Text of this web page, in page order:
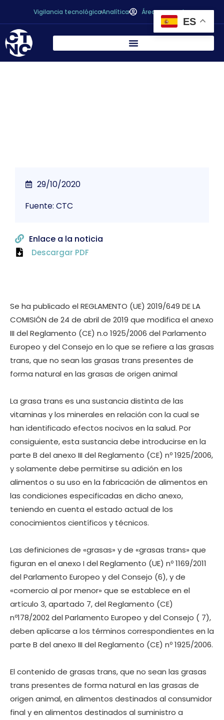
Vigilancia tecnológicaAnalítica Área personal
Se ha publicado el REGLAMENTO (UE) 2019/649 DE LA
COMISIÓN de 24 de abril de 2019 que modifica el anexo
III del Reglamento (CE) n.o 1925/2006 del Parlamento
Europeo y del Consejo en lo que se refiere a las grasas
trans, que no sean las grasas trans presentes de
forma natural en las grasas de origen animal
La grasa trans es una sustancia distinta de las
vitaminas y los minerales en relación con la cual se
han identificado efectos nocivos en la salud. Por
consiguiente, esta sustancia debe introducirse en la
parte B del anexo III del Reglamento (CE) nº 1925/2006,
y solamente debe permitirse su adición en los
alimentos o su uso en la fabricación de alimentos en
las condiciones especificadas en dicho anexo,
teniendo en cuenta el estado actual de los
conocimientos científicos y técnicos.
Las definiciones de «grasas» y de «grasas trans» que
figuran en el anexo I del Reglamento (UE) nº 1169/2011
del Parlamento Europeo y del Consejo (6), y de
«comercio al por menor» que se establece en el
artículo 3, apartado 7, del Reglamento (CE)
nº178/2002 del Parlamento Europeo y del Consejo ( 7),
deben aplicarse a los términos correspondientes en la
parte B del anexo III del Reglamento (CE) nº 1925/2006.
El contenido de grasas trans, que no sean las grasas
trans presentes de forma natural en las grasas de
origen animal, en alimentos destinados al consumidor
final y en alimentos destinados al suministro a
29/10/2020
Fuente: CTC
Enlace a la noticia
Descargar PDF
ES